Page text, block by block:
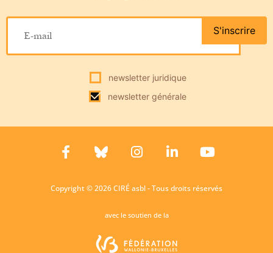
newsletter juridique
newsletter générale
S'inscrire
Copyright © 2026 CIRÉ asbl - Tous droits réservés
avec le soutien de la